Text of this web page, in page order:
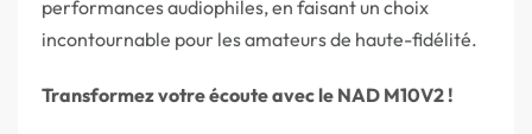
performances audiophiles, en faisant un choix
incontournable pour les amateurs de haute-fidélité.
Transformez votre écoute avec le NAD M10V2 !